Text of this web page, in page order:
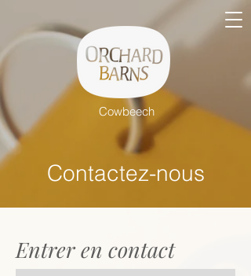
Cowbeech
Contactez-nous
Entrer en contact